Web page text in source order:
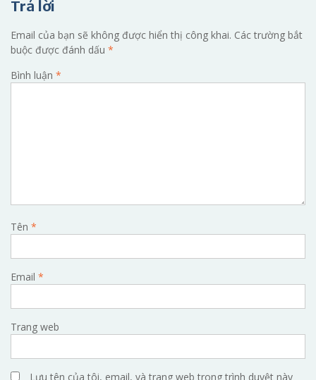
Trả lời
Email của bạn sẽ không được hiển thị công khai. Các trường bắt
buộc được đánh dấu *
Bình luận *
Tên *
Email *
Trang web
Lưu tên của tôi, email, và trang web trong trình duyệt này